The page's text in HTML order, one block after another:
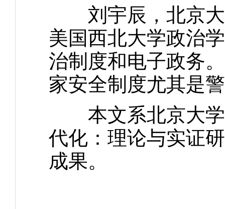
刘宇辰，北京大
美国西北大学政治
治制度和电子政务
家安全制度尤其是
本文系北京大学
代化：理论与实证
成果。